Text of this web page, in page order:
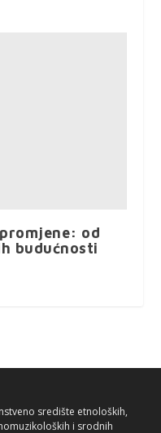
od
budućnosti
središte etnoloških,
i srodnih